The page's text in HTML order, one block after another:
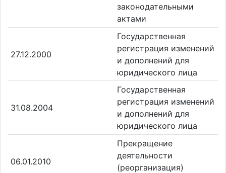
законодательными
актами
27.12.2000
Государственная
регистрация изменений
и дополнений для
юридического лица
31.08.2004
Государственная
регистрация изменений
и дополнений для
юридического лица
06.01.2010
Прекращение
деятельности
(реорганизация)